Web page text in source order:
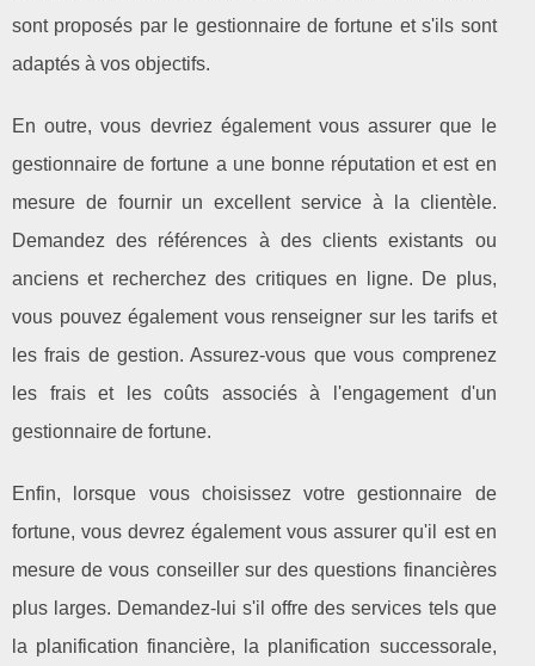
sont proposés par le gestionnaire de fortune et s'ils sont
adaptés à vos objectifs.
En outre, vous devriez également vous assurer que le
gestionnaire de fortune a une bonne réputation et est en
mesure de fournir un excellent service à la clientèle.
Demandez des références à des clients existants ou
anciens et recherchez des critiques en ligne. De plus,
vous pouvez également vous renseigner sur les tarifs et
les frais de gestion. Assurez-vous que vous comprenez
les frais et les coûts associés à l'engagement d'un
gestionnaire de fortune.
Enfin, lorsque vous choisissez votre gestionnaire de
fortune, vous devrez également vous assurer qu'il est en
mesure de vous conseiller sur des questions financières
plus larges. Demandez-lui s'il offre des services tels que
la planification financière, la planification successorale,